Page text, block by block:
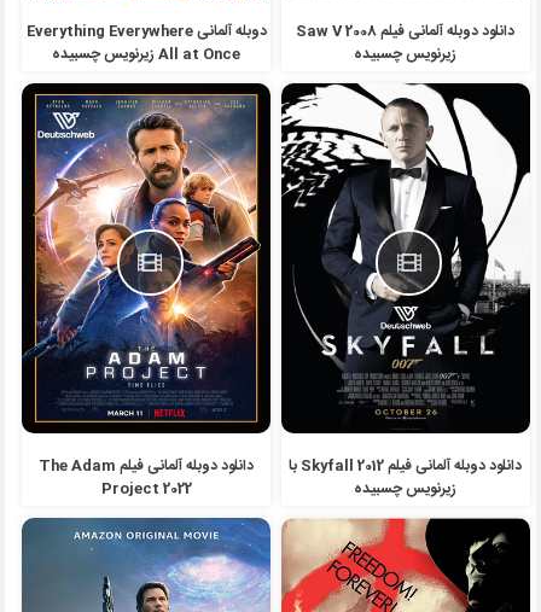
دانلود دوبله آلمانی فیلم Saw V 2008
زیرنویس چسبیده
دوبله آلمانی Everything Everywhere
All at Once زیرنویس چسبیده
دانلود دوبله آلمانی فیلم Skyfall 2012 با
زیرنویس چسبیده
دانلود دوبله آلمانی فیلم The Adam
Project 2022